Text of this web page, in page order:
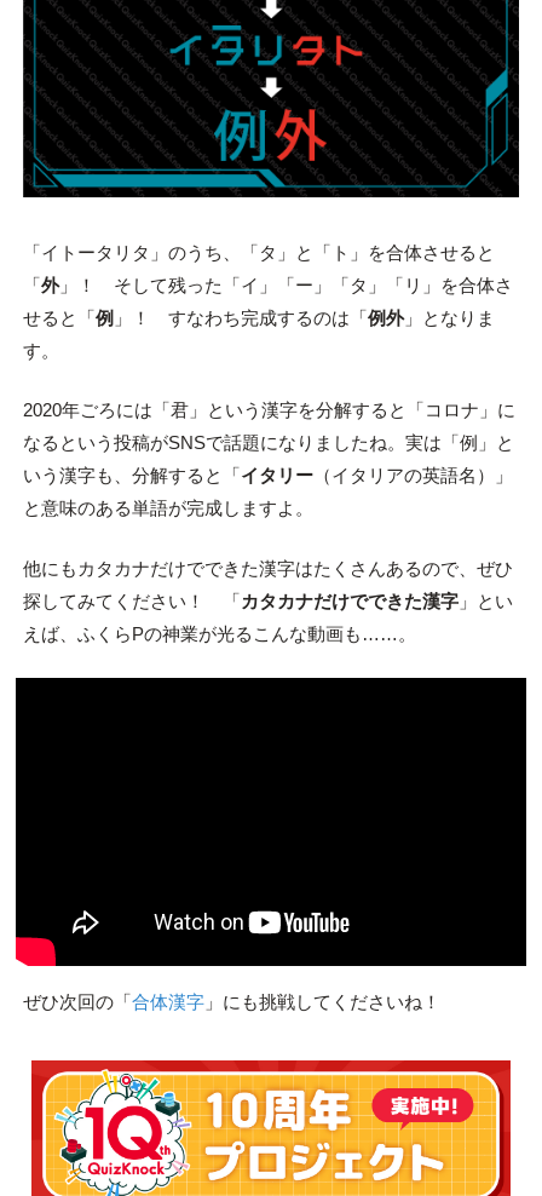
「イトータリタ」のうち、「タ」と「ト」を合体させると
「外」！ そして残った「イ」「ー」「タ」「リ」を合体さ
せると「例 」！ すなわち完成するのは「例外」となりま
す。
2020年ごろには「君」という漢字を分解すると「コロナ」に
なるという投稿がSNSで話題になりましたね。実は「例」と
いう漢字も、分解すると「イタリー（イタリアの英語名）」
と意味のある単語が完成しますよ。
他にもカタカナだけでできた漢字はたくさんあるので、ぜひ
探してみてください！ 「カタカナだけでできた漢字」とい
えば、ふくらPの神業が光るこんな動画も……。
ぜひ次回の「合体漢字」にも挑戦してくださいね！